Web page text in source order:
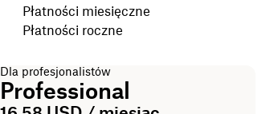
Wybierz cykl rozliczeniowy
Płatności miesięczne
Płatności roczne
Dla profesjonalistów
Professional